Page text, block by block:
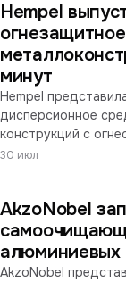
выросли по
прогноз роста
энергии и сырья.
Hempel
минут
Hempel
дисперсионное
конструкций с
476. Ключевая
компании,
предел за два
30 июл
AkzoNobel
алюминиевых
AkzoNobel